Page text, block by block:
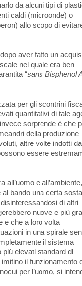
da alcuni tipi di
caldi (microonde) o
allo scopo di
aver fatto un
nel quale era ben
“sans Bisphenol
per gli scontrini
quantitativi di tale
sorprende è che
della produzione
altre volte indotti
essere
all’uomo e
bando una certa
di altri
nuove e più
e che a loro volta
in una spirale
il sistema
più elevati standard di
il funzionamento
per l’uomo, si